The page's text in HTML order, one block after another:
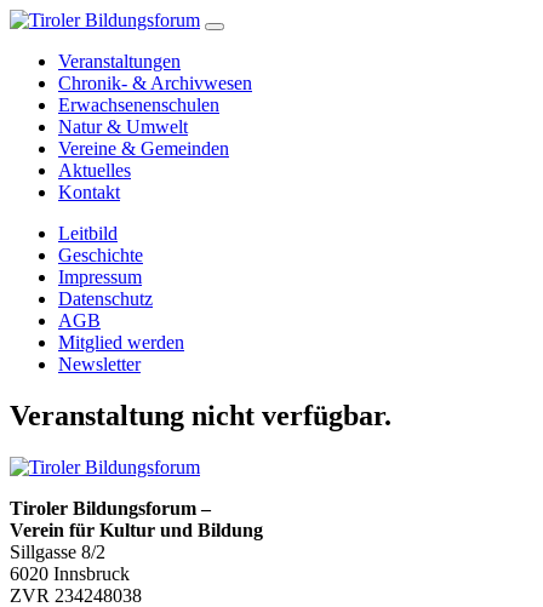
Veranstaltungen
Chronik- & Archivwesen
Erwachsenenschulen
Natur & Umwelt
Vereine & Gemeinden
Aktuelles
Kontakt
Leitbild
Geschichte
Impressum
Datenschutz
AGB
Mitglied werden
Newsletter
Veranstaltung nicht verfügbar.
Tiroler Bildungsforum –
Verein für Kultur und Bildung
Sillgasse 8/2
6020 Innsbruck
ZVR 234248038